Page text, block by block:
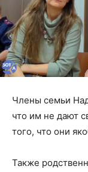
Члены семьи
что им не дают
того, что они
Также